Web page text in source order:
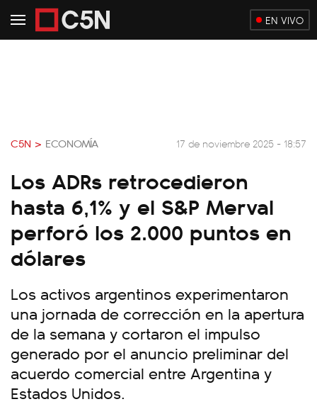
EN VIVO
C5N > ECONOMÍA 17 de noviembre 2025 - 18:57
Los ADRs retrocedieron
hasta 6,1% y el S&P Merval
perforó los 2.000 puntos en
dólares
Los activos argentinos experimentaron
una jornada de corrección en la apertura
de la semana y cortaron el impulso
generado por el anuncio preliminar del
acuerdo comercial entre Argentina y
Estados Unidos.